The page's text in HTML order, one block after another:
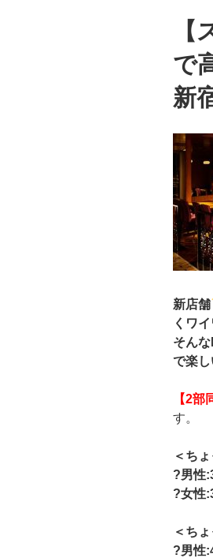
で
新
新店舗
くワ
そん
で楽し
【2
す。
＜ち
?男性
?女性
＜ち
?男性